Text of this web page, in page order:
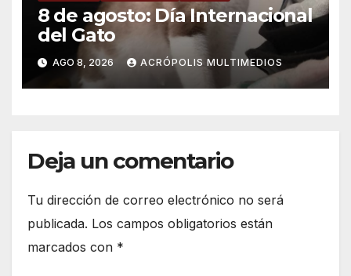
8 de agosto: Día Internacional
del Gato
AGO 8, 2026 ACRÓPOLIS MULTIMEDIOS
Deja un comentario
Tu dirección de correo electrónico no será
publicada. Los campos obligatorios están
marcados con *